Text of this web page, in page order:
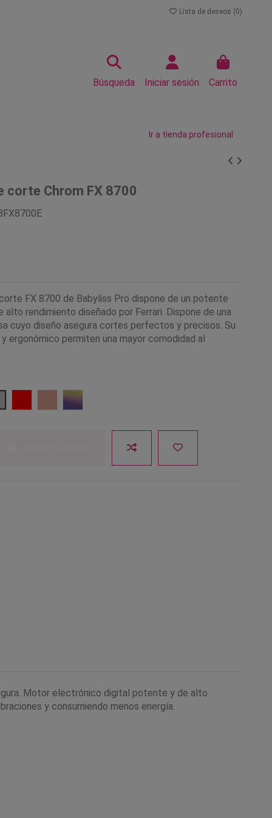
Lista de deseos (0)
Búsqueda Iniciar sesión Carrito
Ir a tienda profesional
corte Chrom FX 8700
FX 8700 de Babyliss Pro dispone de un potente
alto rendimiento diseñado por Ferrari. Dispone de una
cuyo diseño asegura cortes perfectos y precisos. Su
ergonómico permiten una mayor comodidad al
Rosa Dorado
Camaleón
Motor electrónico digital potente y de alto
y consumiendo menos energía.